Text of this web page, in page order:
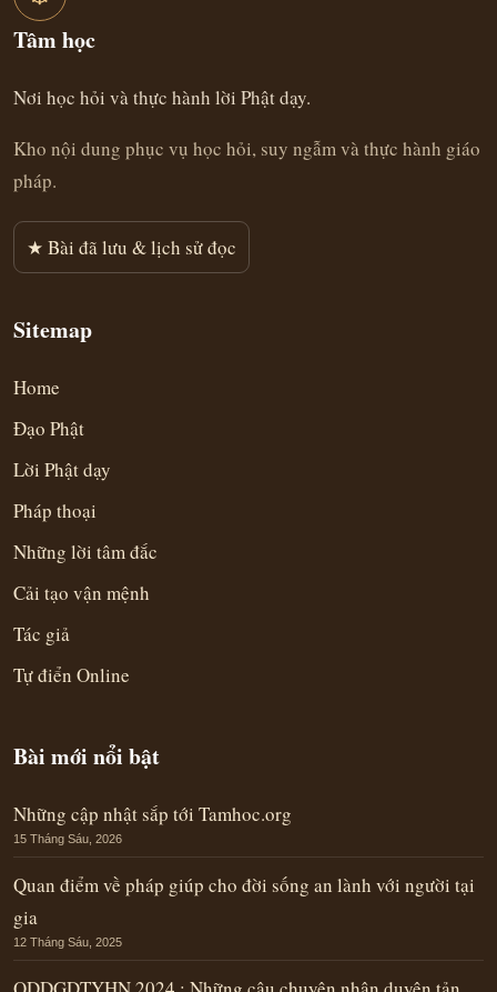
Tâm học
Nơi học hỏi và thực hành lời Phật dạy.
Kho nội dung phục vụ học hỏi, suy ngẫm và thực hành giáo
pháp.
★ Bài đã lưu & lịch sử đọc
Sitemap
Home
Đạo Phật
Lời Phật dạy
Pháp thoại
Những lời tâm đắc
Cải tạo vận mệnh
Tác giả
Tự điển Online
Bài mới nổi bật
Những cập nhật sắp tới Tamhoc.org
15 Tháng Sáu, 2026
Quan điểm về pháp giúp cho đời sống an lành với người tại
gia
12 Tháng Sáu, 2025